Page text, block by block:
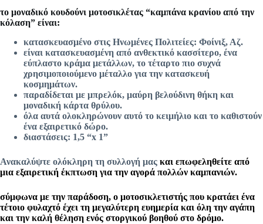
το μοναδικό κουδούνι μοτοσικλέτας “καμπάνα κρανίου από την
κόλαση” είναι:
κατασκευασμένο στις Ηνωμένες Πολιτείες: Φοίνιξ, Αζ.
είναι κατασκευασμένη από ανθεκτικό κασσίτερο, ένα
εύπλαστο κράμα μετάλλων, το τέταρτο πιο συχνά
χρησιμοποιούμενο μέταλλο για την κατασκευή
κοσμημάτων.
παραδίδεται με μπρελόκ, μαύρη βελούδινη θήκη και
μοναδική κάρτα θρύλου.
όλα αυτά ολοκληρώνουν αυτό το κειμήλιο και το καθιστούν
ένα εξαιρετικό δώρο.
διαστάσεις: 1,5 “x 1”
Ανακαλύψτε ολόκληρη τη συλλογή μας και επωφεληθείτε από
μια εξαιρετική έκπτωση για την αγορά πολλών καμπανιών.
σύμφωνα με την παράδοση, ο μοτοσικλετιστής που κρατάει ένα
τέτοιο φυλαχτό έχει τη μεγαλύτερη ευημερία και όλη την αγάπη
και την καλή θέληση ενός στοργικού βοηθού στο δρόμο.